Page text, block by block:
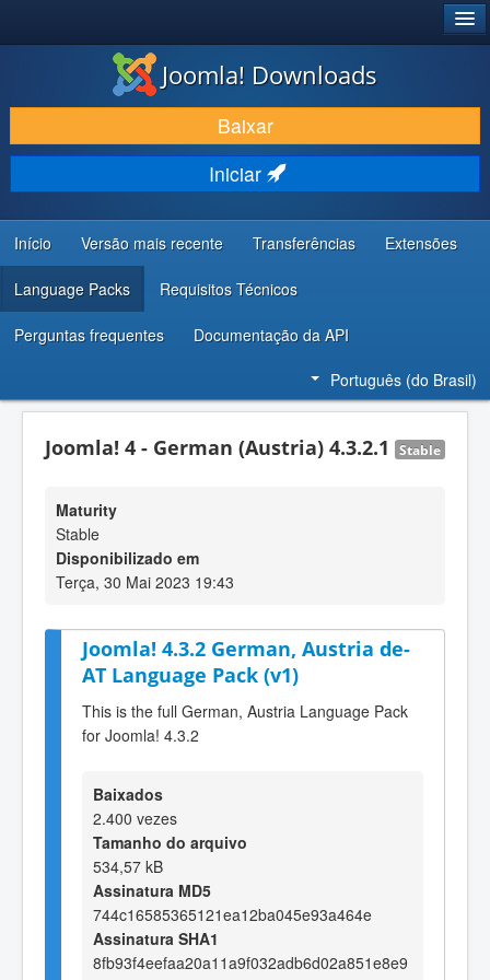
BAIXAR E APRIMORAR
DESCUBRA & APRENDA
COMUNIDADE & SUPORTE
RECURSOS PARA DESENVOLVEDORES
Joomla! Downloads
Baixar
Iniciar
Início Versão mais recente Transferências Extensões
Language Packs Requisitos Técnicos
Perguntas frequentes Documentação da API
Português (do Brasil)
Joomla! 4 - German (Austria) 4.3.2.1 Stable
Maturity
Stable
Disponibilizado em
Terça, 30 Mai 2023 19:43
Joomla! 4.3.2 German, Austria de-
AT Language Pack (v1)
This is the full German, Austria Language Pack
for Joomla! 4.3.2
Baixados
2.400 vezes
Tamanho do arquivo
534,57 kB
Assinatura MD5
744c16585365121ea12ba045e93a464e
Assinatura SHA1
8fb93f4eefaa20a11a9f032adb6d02a851e8e9